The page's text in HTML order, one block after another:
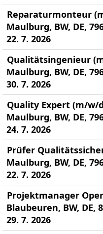
Reparaturmonteur
Maulburg, BW, DE,
22. 7. 2026
Qualitätsingenieur
Maulburg, BW, DE,
30. 7. 2026
Quality Expert (m/w/
Maulburg, BW, DE,
24. 7. 2026
Prüfer
Maulburg, BW, DE,
22. 7. 2026
Projektmanager
Blaubeuren, BW, DE,
29. 7. 2026